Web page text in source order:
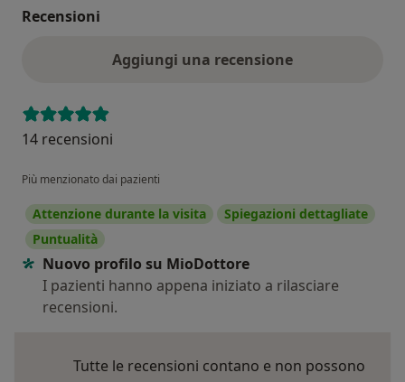
Recensioni
Aggiungi una recensione
14 recensioni
Più menzionato dai pazienti
Attenzione durante la visita
Spiegazioni dettagliate
Puntualità
Nuovo profilo su MioDottore
I pazienti hanno appena iniziato a rilasciare
recensioni.
Tutte le recensioni contano e non possono